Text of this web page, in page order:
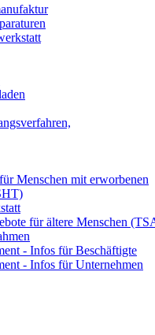
Menschen mit erworbenen
für ältere Menschen
- Infos für Beschäftigte
- Infos für Unternehmen